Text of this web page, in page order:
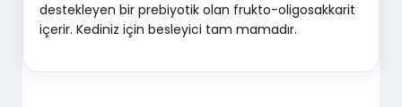
destekleyen bir prebiyotik olan frukto-oligosakkarit
içerir. Kediniz için besleyici tam mamadır.